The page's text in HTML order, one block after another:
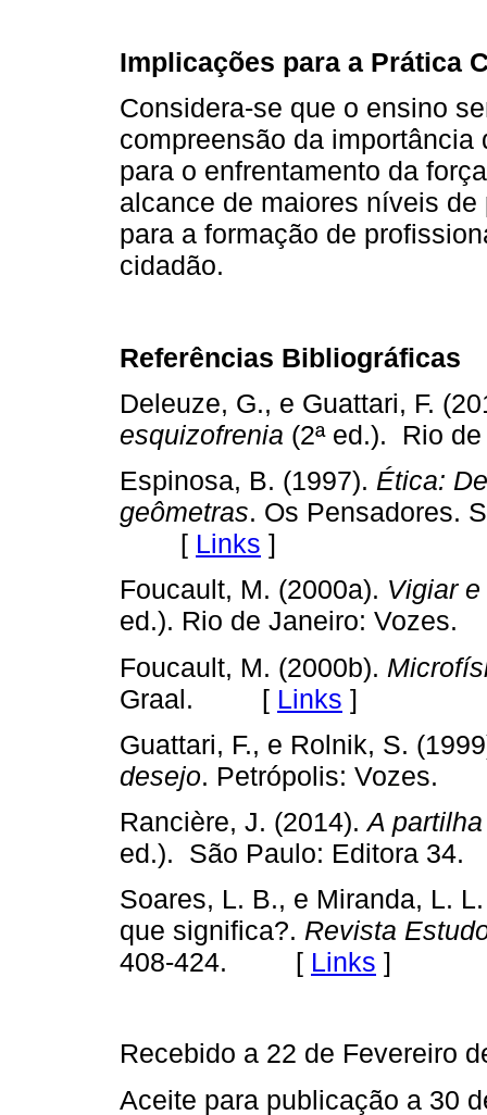
Implicações para a Prática
Considera-se que o ensino
compreensão da
para o enfrentamento da
alcance de maiores níveis
para a formação de
cidadão.
Referências Bibliográficas
Deleuze, G., e Guattari, F.
esquizofrenia (2ª ed.). Rio
Espinosa, B. (1997). Ética:
geômetras. Os Pensadores.
[ Links ]
Foucault, M. (2000a). Vigiar
ed.). Rio de Janeiro:
Foucault, M. (2000b).
Graal. [ Links ]
Guattari, F., e Rolnik, S.
desejo. Petrópolis:
Rancière, J. (2014).A
ed.). São Paulo: Editora
Soares, L. B., e Miranda, L.
que significa?. Revista
408-424. [ Links ]
Recebido a 22 de Fevereiro
Aceite para publicação a 30